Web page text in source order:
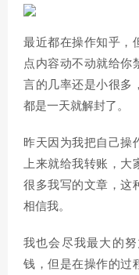
最近都在操作知乎，
点内容动不动就给你
言的几率还是小很多
都是一天就解封了。
昨天因为我把自己操
上来就给我转账，大
很多我写的文章，这
相信我。
我也会尽我最大的
钱，但是在操作的过